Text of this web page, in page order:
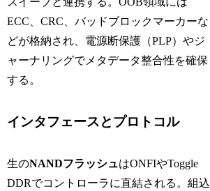
ECC、CRC、バッドブロックマーカーな
どが格納され、電源断保護（PLP）やジ
ャーナリングでメタデータ整合性を確保
する。
インタフェースとプロトコル
生のNANDフラッシュはONFIやToggle
DDRでコントローラに直結される。組込